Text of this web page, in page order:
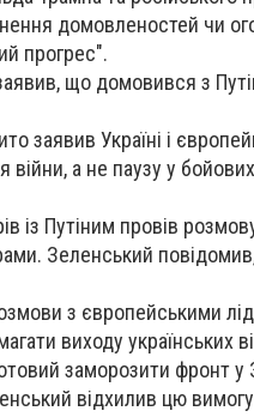
домовленостей чи
прогрес".
що домовився з
заявив Україні і
а не паузу у
із Путіним провів
Зеленський
з європейськими
виходу українських
заморозити фронт у
відхилив цю